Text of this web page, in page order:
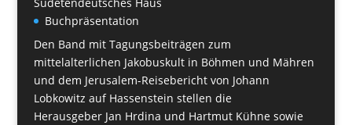
Buchpräsentation
Den Band mit Tagungsbeiträgen zum
mittelalterlichen Jakobuskult in Böhmen und Mähren
und dem Jerusalem-Reisebericht von Johann
Lobkowitz auf Hassenstein stellen die
Herausgeber Jan Hrdina und Hartmut Kühne sowie